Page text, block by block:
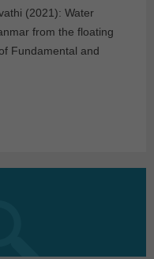
(2021): Water
from the floating
Fundamental and